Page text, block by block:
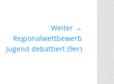
Weiter →
Nächster
Beitrag:
Regionalwettbewerb
Jugend debattiert (9er)